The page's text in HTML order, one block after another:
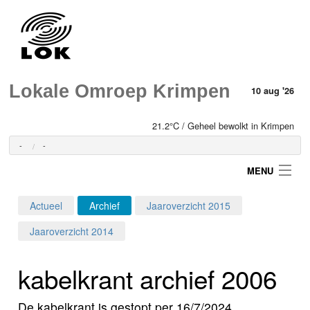
Lokale Omroep Krimpen 10 aug '26
21.2°C / Geheel bewolkt in Krimpen
- -
MENU
Programma's
Actueel Archief
Jaaroverzicht 2015
Jaaroverzicht 2014
kabelkrant archief 2006